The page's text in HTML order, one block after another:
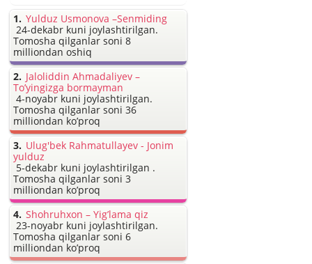
Yulduz Usmonova –Senmiding
24-dekabr kuni joylashtirilgan.
Tomosha qilganlar soni 8
milliondan oshiq
Jaloliddin Ahmadaliyev –
To’yingizga bormayman
4-noyabr kuni joylashtirilgan.
Tomosha qilganlar soni 36
milliondan ko’proq
Ulug'bek Rahmatullayev - Jonim
yulduz
5-dekabr kuni joylashtirilgan .
Tomosha qilganlar soni 3
milliondan ko’proq
Shohruhxon – Yig’lama qiz
23-noyabr kuni joylashtirilgan.
Tomosha qilganlar soni 6
milliondan ko’proq